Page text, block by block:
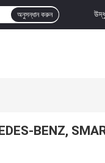
অনুসন্ধান করুন
BENZ,